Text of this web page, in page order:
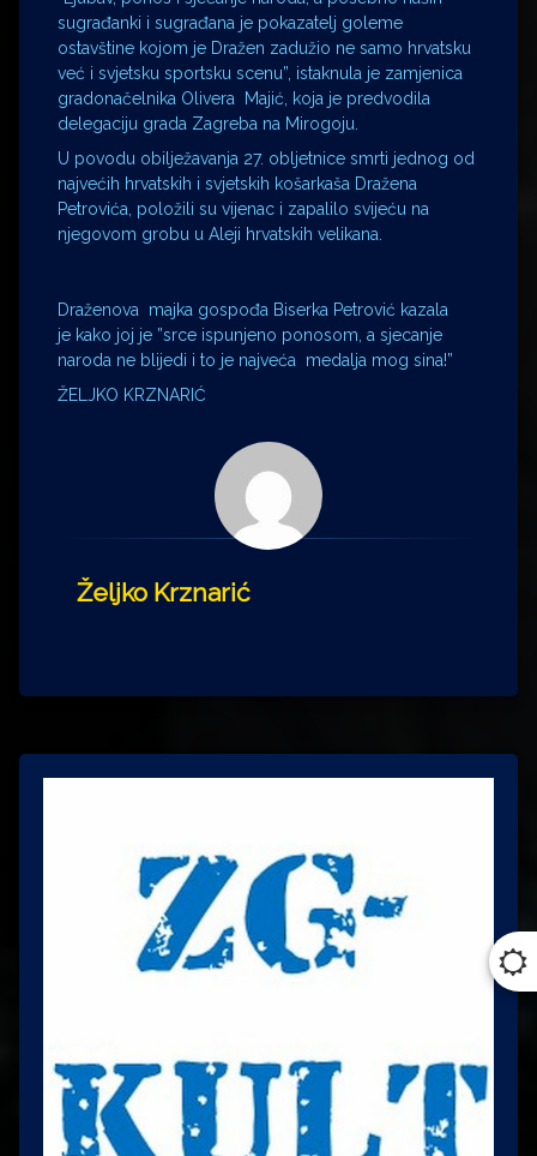
sugrađanki i sugrađana je pokazatelj goleme
ostavštine kojom je Dražen zadužio ne samo hrvatsku
već i svjetsku sportsku scenu”, istaknula je zamjenica
gradonačelnika Olivera Majić, koja je predvodila
delegaciju grada Zagreba na Mirogoju.
U povodu obilježavanja 27. obljetnice smrti jednog od
najvećih hrvatskih i svjetskih košarkaša Dražena
Petrovića, položili su vijenac i zapalilo svijeću na
njegovom grobu u Aleji hrvatskih velikana.
Draženova majka gospođa Biserka Petrović kazala
je kako joj je ”srce ispunjeno ponosom, a sjecanje
naroda ne blijedi i to je najveća medalja mog sina!”
ŽELJKO KRZNARIĆ
Željko Krznarić